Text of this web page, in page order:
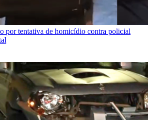
por tentativa de homicídio contra policial